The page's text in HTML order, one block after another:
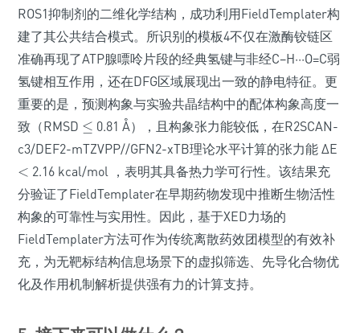
ROS1抑制剂的二维化学结构，成功利用FieldTemplater构
建了其公共结合模式。所识别的模板4不仅在激酶铰链区
准确再现了ATP腺嘌呤片段的经典氢键与非经C–H···O=C弱
氢键相互作用，还在DFG区域展现出一致的静电特征。更
重要的是，预测构象与实验共晶结构中的配体构象高度一
致（RMSD ≤
≤ 0.81 Å），且构象张力能较低，在R2SCAN-
c3/DEF2-mTZVPP//GFN2-xTB理论水平计算的张力能 ΔE
<
< 2.16 kcal/mol ，表明其具备热力学可行性。该结果充
分验证了FieldTemplater在早期药物发现中推断生物活性
构象的可靠性与实用性。因此，基于XED力场的
FieldTemplater方法可作为传统离散药效团模型的有效补
充，为无靶标结构信息场景下的虚拟筛选、先导化合物优
化及作用机制解析提供强有力的计算支持。